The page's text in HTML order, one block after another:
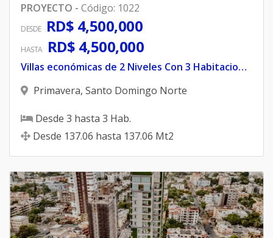
PROYECTO - Código: 1022
DESDE RD$ 4,500,000
HASTA RD$ 4,500,000
Villas económicas de 2 Niveles Con 3 Habitaciones
Primavera, Santo Domingo Norte
Desde 3 hasta 3 Hab.
Desde 137.06 hasta 137.06 Mt2